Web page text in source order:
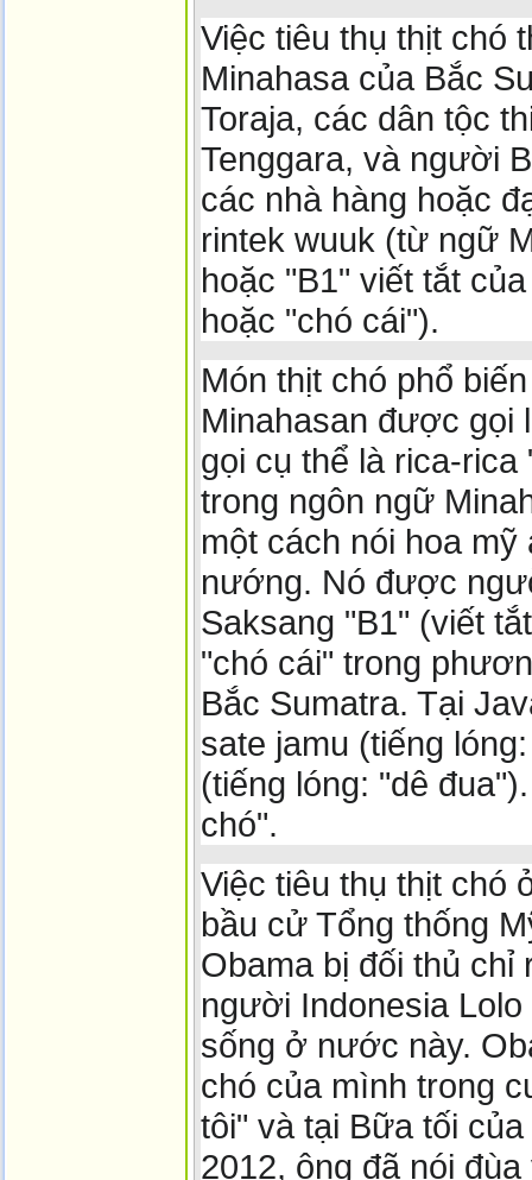
Việc tiêu thụ thịt chó
Minahasa của Bắc
Toraja, các dân tộc
Tenggara, và người
các nhà hàng hoặc
rintek wuuk (từ ngữ
hoặc "B1" viết tắt
hoặc "chó cái").
Món thịt chó phổ
Minahasan được gọi
gọi cụ thể là rica-rica
trong ngôn ngữ
một cách nói hoa
nướng. Nó được
Saksang "B1" (viết
"chó cái" trong
Bắc Sumatra. Tại
sate jamu (tiếng
(tiếng lóng: "dê
chó".
Việc tiêu thụ thịt chó
bầu cử Tổng thống
Obama bị đối thủ
người Indonesia
sống ở nước này.
chó của mình trong
tôi" và tại Bữa tối
2012, ông đã nói